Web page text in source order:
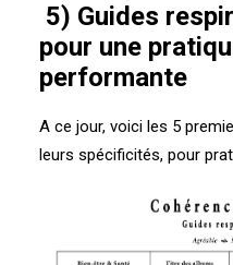
5) Guides
pour une
performante
A ce jour, voici les 5
leurs spécificités, pour